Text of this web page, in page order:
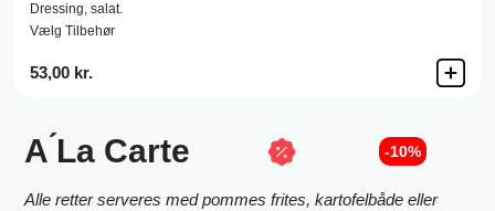
Dressing, salat.
Vælg Tilbehør
53,00 kr.
A ́La Carte -10%
Alle retter serveres med pommes frites, kartofelbåde eller